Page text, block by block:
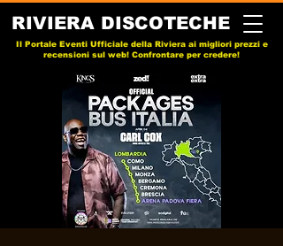
RIVIERA DISCOTECHE
Il Portale Eventi Ufficiale della Riviera ai migliori prezzi e
recensioni sul web! Confrontare per credere!